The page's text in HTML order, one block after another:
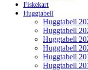
Fiskekart
Huggtabell
Huggtabell
Huggtabell
Huggtabell
Huggtabell
Huggtabell
Huggtabell